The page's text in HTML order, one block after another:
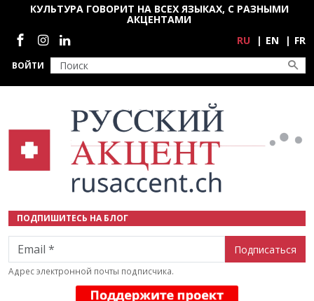
Перейти к основному содержанию
ВОЙТИ
КУЛЬТУРА ГОВОРИТ НА ВСЕХ ЯЗЫКАХ, С РАЗНЫМИ
АКЦЕНТАМИ
Социальные сети
RU EN FR
ПОДПИШИТЕСЬ НА БЛОГ
Email
Адрес электронной почты подписчика.